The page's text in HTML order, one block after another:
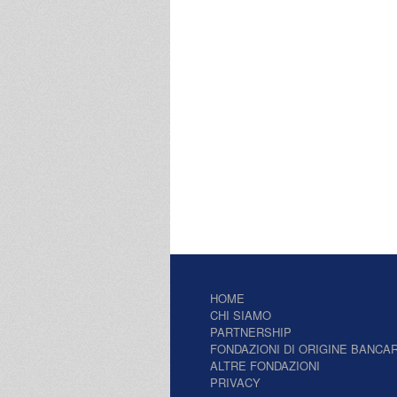
HOME
CHI SIAMO
PARTNERSHIP
FONDAZIONI DI ORIGINE
ALTRE FONDAZIONI
PRIVACY